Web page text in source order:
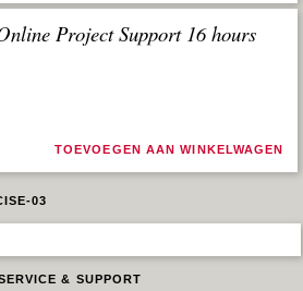
Project Support 16 hours
TOEVOEGEN AAN WINKELWAGEN
03
& SUPPORT